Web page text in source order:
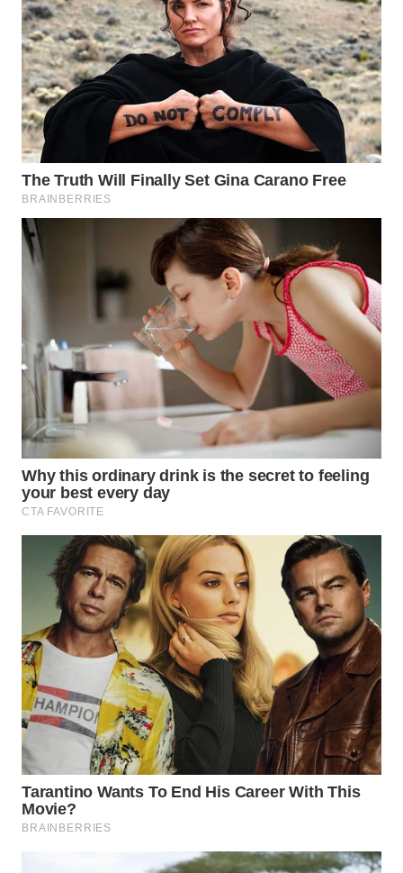
WN
DEPOK
TAPANULI
WN
SAMOSIR
WN
SUMEDANG
WN
CIANJUR
WN
KEPULAUAN
WN
TANGERANG
WN
BINJAI
WN
CIREBON
WN
INDRAMAYU